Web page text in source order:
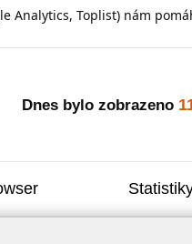
Analytics, Toplist) nám
Dnes bylo zobrazeno